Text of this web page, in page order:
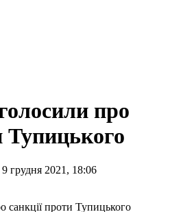
про
Тупицького
грудня 2021, 18:06